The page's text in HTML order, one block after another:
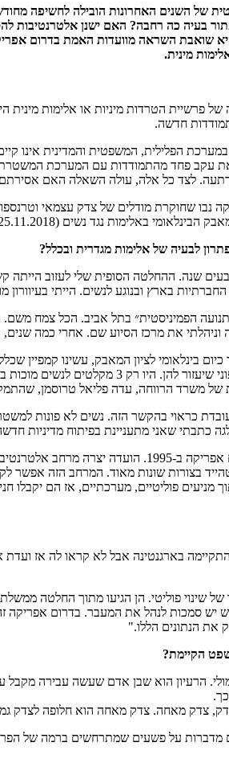
של השנים האחרונות הובילה לחשיפה
בעיה כה רחבה? האם ישנן אלטרנטיבות
שואבת השראה מוועדות האמת בדרום
מינית.
פרשיית הטרדות מיניות או אלימות
חדשה.
הפלילית, המשפטית והמדינית אינו
עקב פחד מהתמודדות עם המערכת
לצד כל אלה, עולה השאלה האם
נבו שחוקרת מודלים של צדק עצמאי
״פוליטיקלי קוראת״ היא מספרת על ההשראה ליוזמה ומזמינה אתכן לקחת בה חלק מההתחלה.
לבעיה של אלימות מגדרית ובכלל?
שנה. ההחלטה הסופית שלי לעזוב
בארץ ובנוגע לנשים. הייתי בעיוורון
הפמיניסטית״ בתל אביב. הכל צמח משם.
שם. אחרי כמה שנים, ביחד עם ״אישה לאישה״ העלינו
לא היה עדיין את ה-25 בנובמבר כיום בינלאומי
מוכות שפנו אלינו כי לא היה אז
של משרד הרווחה, עדה פליאל טרוסמן,
כראוי בהקשר הזה. נשים לא פונות
כתבתי שאני מתעניינת בפיתוח מדיניות
נסעתי אחרי קיומה של ועדת אמת ופיוס
בצורות שונות מאוד. המרחב הזה אפשר
מניעים פוליטיים, מערכתיים, אז הם
בארגנטינה אבל לא קראו לה אז
שינוי פוליטי. הן הגיעו מתוך החלטה
יש סמכות לנהל את המעבר. בדרום אפריקה
את הנתונים הללו."
הקיימת?
הרעיון הוא שבן אדם שעשה עבירה מקבל
צדק מאחה. צדק מאחה הוא חלופה לצדק
מדברות על פשעים שמתרחשים ברמה של